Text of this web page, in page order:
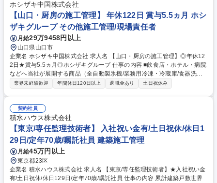
模プロジェクトを担い、難易度に応じた技術的提案を行うなど、施工管理
のプロとして現場を牽引していただきます。 募集職種 【池袋/建築施工管
理】実務未経験歓迎/年休121日/直行直帰OK
ホシザキ中国株式会社
【山口・厨房の施工管理】 年休122日 賞与5.5ヵ月 ホシ
ザキグループ その他施工管理/現場責任者
月給29万9458円以上
山口県山口市
企業名 ホシザキ中国株式会社 求人名 【山口・厨房の施工管理】◎年休12
2日★賞与5.5ヵ月◎ホシザキグループ 仕事の内容 ■飲食店・ホテル・病院
などへ当社が展開する商品（全自動製氷機/業務用冷凍・冷蔵庫/食器洗浄
機/ビールサーバー等）の施工管理業務をお任せします。 【具体的には】
での安全確認、お客様への機器操作研修、試運転・調整・説明等を行いま
す。飲食店・病院・福祉施設・ホテル・食品工場など多様な業界のお客様
を担当します。 募集職種 【山口・厨房の施工管理】◎年休122日★賞与5.
5ヵ月◎ホシザキグループ
業界未経験歓迎 年間休日120日以上 退職金あり 土日祝休み
契約社員
積水ハウス株式会社
【東京/専任監理技術者】 入社祝い金有/土日祝休/休日1
29日/定年70歳/嘱託社員 建築施工管理
月給45万円以上
東京都23区
企業名 積水ハウス株式会社 求人名 【東京/専任監理技術者】★入社祝い金
有/土日祝休/休日129日/定年70歳/嘱託社員 仕事の内容 累計建築戸数世界